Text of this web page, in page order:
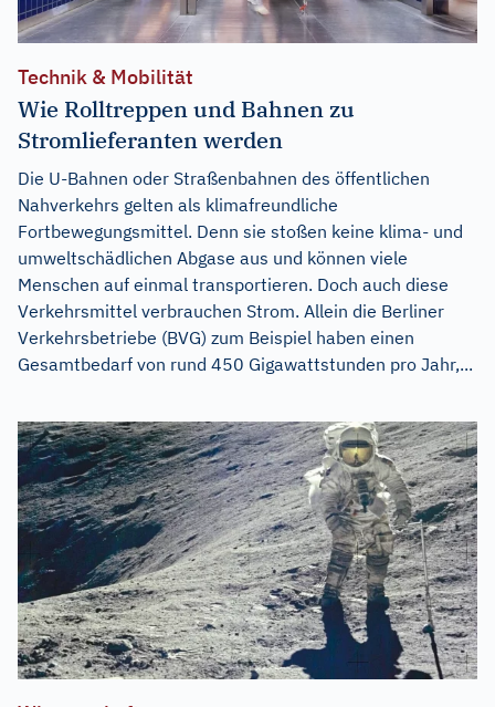
Technik & Mobilität
Wie Rolltreppen und Bahnen zu
Stromlieferanten werden
Die U-Bahnen oder Straßenbahnen des öffentlichen
Nahverkehrs gelten als klimafreundliche
Fortbewegungsmittel. Denn sie stoßen keine klima- und
umweltschädlichen Abgase aus und können viele
Menschen auf einmal transportieren. Doch auch diese
Verkehrsmittel verbrauchen Strom. Allein die Berliner
Verkehrsbetriebe (BVG) zum Beispiel haben einen
Gesamtbedarf von rund 450 Gigawattstunden pro Jahr,...